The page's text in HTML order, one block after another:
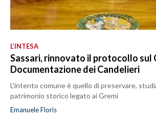
L’INTESA
Sassari, rinnovato il protocollo sul
Documentazione dei Candelieri
L'intento comune è quello di preservare,
patrimonio storico legato ai Gremi
Emanuele Floris